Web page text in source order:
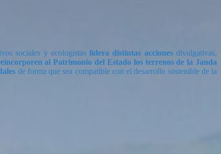
sociales y ecologistaslidera distintas accionesdivulgativas,
al Patrimonio del Estado los terrenos de la Janda
de forma que sea compatible con el desarrollo sostenible de la